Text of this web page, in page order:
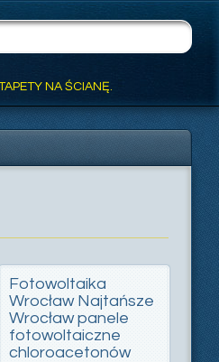
NA ŚCIANĘ.
Fotowoltaika
Wrocław Najtańsze
Wrocław panele
fotowoltaiczne
chloroacetonów